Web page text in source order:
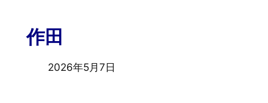
作田
2026年5月7日